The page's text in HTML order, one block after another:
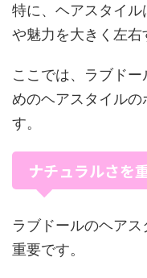
特に、ヘアスタイ
や魅力を大きく左右
ここでは、ラブド
めのヘアスタイルの
す。
ナチュラルさを
ラブドールのヘア
重要です。